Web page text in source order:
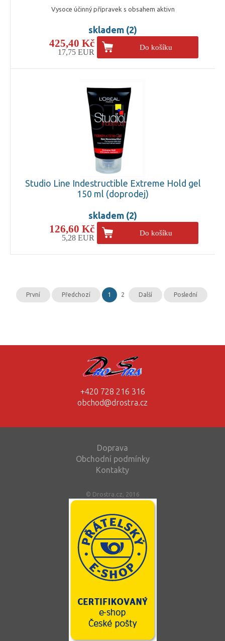
Vysoce účinný přípravek s obsahem aktivn
skladem (2)
425,40 Kč
17,75 EUR
Do košíku
Studio Line Indestructible Extreme Hold gel
150 ml (doprodej)
skladem (2)
126,60 Kč
5,28 EUR
Do košíku
První Předchozí 1 2 Další Poslední
+420 728 216 316
obchod@drostra.cz
Doprava
Obchodní podmínky
Kontakty
© Drostra.cz, 2016